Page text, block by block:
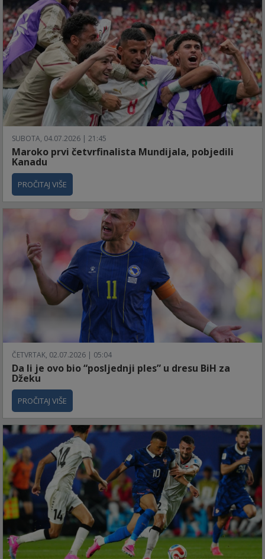
SUBOTA, 04.07.2026 | 21:45
Maroko prvi četvrfinalista Mundijala, pobjedili
Kanadu
PROČITAJ VIŠE
ČETVRTAK, 02.07.2026 | 05:04
Da li je ovo bio “posljednji ples” u dresu BiH za
Džeku
PROČITAJ VIŠE